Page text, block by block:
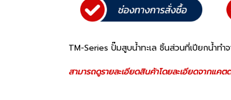
TM-Series ปั๊มสูบน้ำทะเล ชิ้นส่วนที่เปียกน้ำทำจ
สามารถดูรายละเอียดสินค้าโดยละเอียดจากแคต